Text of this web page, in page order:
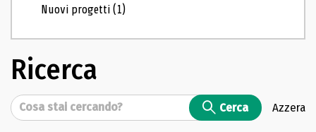
Nuovi progetti(1)
Ricerca
Cerca Cerca Azzera